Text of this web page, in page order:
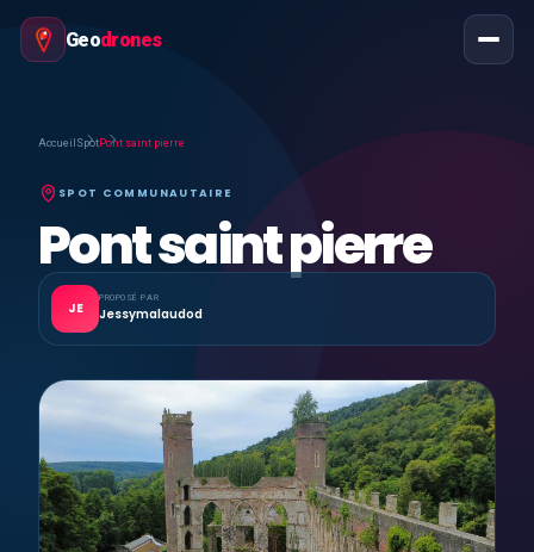
Geodrones
Accueil SpotPont saint pierre
SPOT COMMUNAUTAIRE
Pont saint pierre
JE
PROPOSÉ PAR
Jessymalaudod